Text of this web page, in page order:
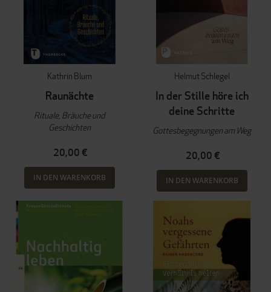
Kathrin Blum
Raunächte
Rituale, Bräuche und
Geschichten
20,00 €
IN DEN WARENKORB
Helmut Schlegel
In der Stille höre ich
deine Schritte
Gottesbegegnungen am Weg
20,00 €
IN DEN WARENKORB